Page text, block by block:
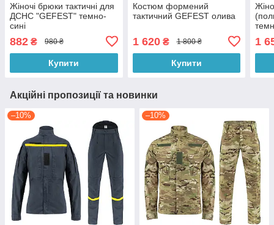
Жіночі брюки тактичні для
ДСНС "GEFEST" темно-
сині
882 ₴ 980 ₴
Купити
Костюм формений
тактичний GEFEST олива
1 620₴ 1 800 ₴
Купити
1
Акційні пропозиції та новинки
–10% –10%